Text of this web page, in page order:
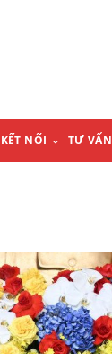
KẾT NỐI TƯ VẤN